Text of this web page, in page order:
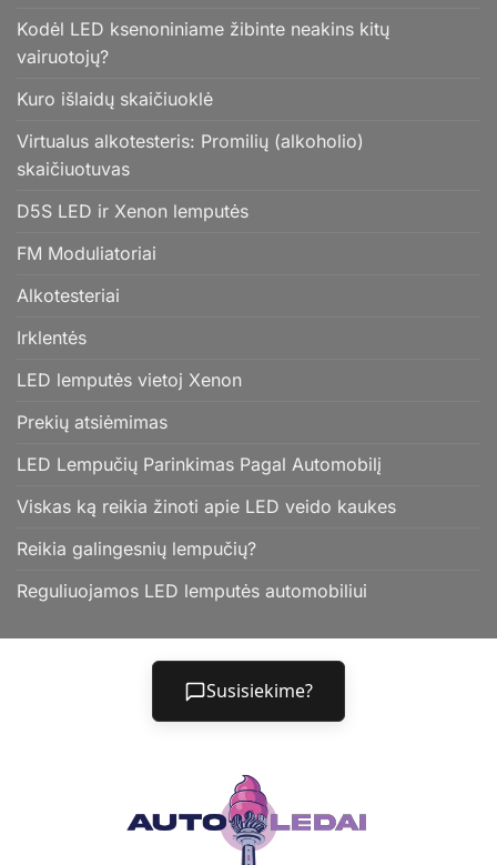
Kodėl LED ksenoniniame žibinte neakins kitų
vairuotojų?
Kuro išlaidų skaičiuoklė
Virtualus alkotesteris: Promilių (alkoholio)
skaičiuotuvas
D5S LED ir Xenon lemputės
FM Moduliatoriai
Alkotesteriai
Irklentės
LED lemputės vietoj Xenon
Prekių atsiėmimas
LED Lempučių Parinkimas Pagal Automobilį
Viskas ką reikia žinoti apie LED veido kaukes
Reikia galingesnių lempučių?
Reguliuojamos LED lemputės automobiliui
Susisiekime?